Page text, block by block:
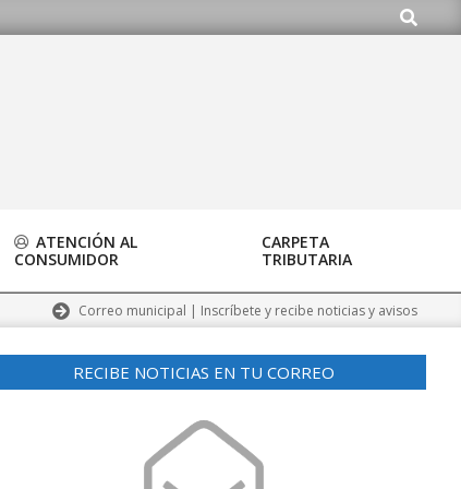
Buscar
ATENCIÓN AL
CONSUMIDOR
CARPETA
TRIBUTARIA
Correo municipal | Inscríbete y recibe noticias y avisos
RECIBE NOTICIAS EN TU CORREO